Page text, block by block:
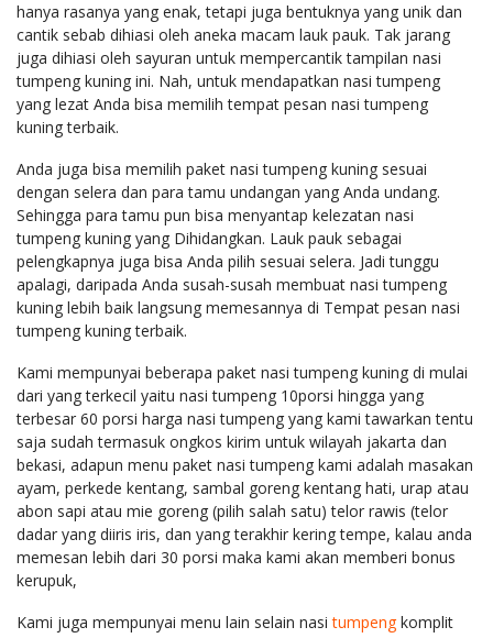
hanya rasanya yang enak, tetapi juga bentuknya yang unik dan
cantik sebab dihiasi oleh aneka macam lauk pauk. Tak jarang
juga dihiasi oleh sayuran untuk mempercantik tampilan nasi
tumpeng kuning ini. Nah, untuk mendapatkan nasi tumpeng
yang lezat Anda bisa memilih tempat pesan nasi tumpeng
kuning terbaik.
Anda juga bisa memilih paket nasi tumpeng kuning sesuai
dengan selera dan para tamu undangan yang Anda undang.
Sehingga para tamu pun bisa menyantap kelezatan nasi
tumpeng kuning yang Dihidangkan. Lauk pauk sebagai
pelengkapnya juga bisa Anda pilih sesuai selera. Jadi tunggu
apalagi, daripada Anda susah-susah membuat nasi tumpeng
kuning lebih baik langsung memesannya di Tempat pesan nasi
tumpeng kuning terbaik.
Kami mempunyai beberapa paket nasi tumpeng kuning di mulai
dari yang terkecil yaitu nasi tumpeng 10porsi hingga yang
terbesar 60 porsi harga nasi tumpeng yang kami tawarkan tentu
saja sudah termasuk ongkos kirim untuk wilayah jakarta dan
bekasi, adapun menu paket nasi tumpeng kami adalah masakan
ayam, perkede kentang, sambal goreng kentang hati, urap atau
abon sapi atau mie goreng (pilih salah satu) telor rawis (telor
dadar yang diiris iris, dan yang terakhir kering tempe, kalau anda
memesan lebih dari 30 porsi maka kami akan memberi bonus
kerupuk,
Kami juga mempunyai menu lain selain nasitumpengkomplit